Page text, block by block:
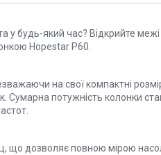
у будь-який час? Відкрийте
Hopestar P60.
на свої компактні
Сумарна потужність колонки
що дозволяє повною мірою